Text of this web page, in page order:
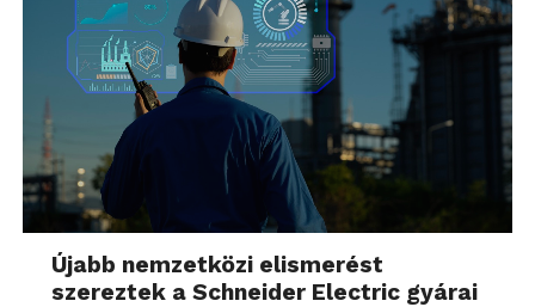
Újabb nemzetközi elismerést
szereztek a Schneider Electric gyárai